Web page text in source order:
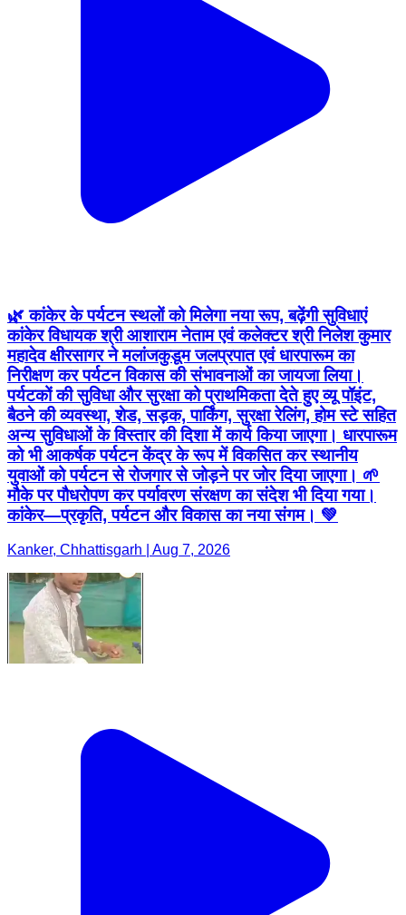
🌿 कांकेर के पर्यटन स्थलों को मिलेगा नया रूप, बढ़ेंगी सुविधाएं
कांकेर विधायक श्री आशाराम नेताम एवं कलेक्टर श्री निलेश कुमार
महादेव क्षीरसागर ने मलांजकुडूम जलप्रपात एवं धारपारूम का
निरीक्षण कर पर्यटन विकास की संभावनाओं का जायजा लिया।
पर्यटकों की सुविधा और सुरक्षा को प्राथमिकता देते हुए व्यू पॉइंट,
बैठने की व्यवस्था, शेड, सड़क, पार्किंग, सुरक्षा रेलिंग, होम स्टे सहित
अन्य सुविधाओं के विस्तार की दिशा में कार्य किया जाएगा। धारपारूम
को भी आकर्षक पर्यटन केंद्र के रूप में विकसित कर स्थानीय
युवाओं को पर्यटन से रोजगार से जोड़ने पर जोर दिया जाएगा। 🌱
मौके पर पौधरोपण कर पर्यावरण संरक्षण का संदेश भी दिया गया।
कांकेर—प्रकृति, पर्यटन और विकास का नया संगम। 💚
Kanker, Chhattisgarh | Aug 7, 2026